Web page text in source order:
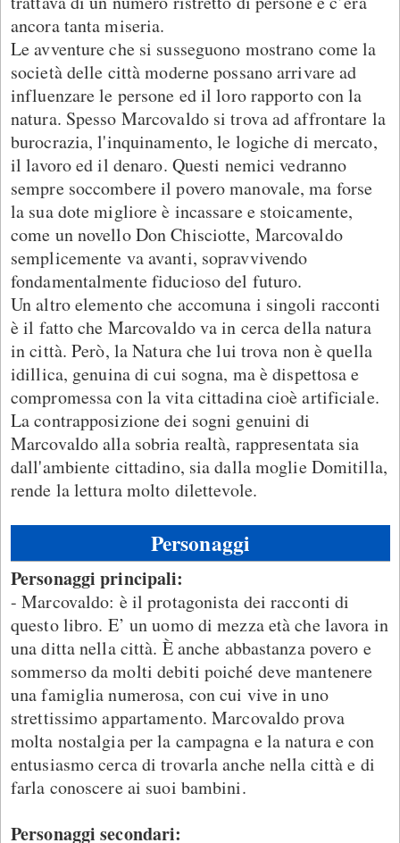
ancora tanta miseria.
Le avventure che si susseguono mostrano come la
società delle città moderne possano arrivare ad
influenzare le persone ed il loro rapporto con la
natura. Spesso Marcovaldo si trova ad affrontare la
burocrazia, l'inquinamento, le logiche di mercato,
il lavoro ed il denaro. Questi nemici vedranno
sempre soccombere il povero manovale, ma forse
la sua dote migliore è incassare e stoicamente,
come un novello Don Chisciotte, Marcovaldo
semplicemente va avanti, sopravvivendo
fondamentalmente fiducioso del futuro.
Un altro elemento che accomuna i singoli racconti
è il fatto che Marcovaldo va in cerca della natura
in città. Però, la Natura che lui trova non è quella
idillica, genuina di cui sogna, ma è dispettosa e
compromessa con la vita cittadina cioè artificiale.
La contrapposizione dei sogni genuini di
Marcovaldo alla sobria realtà, rappresentata sia
dall'ambiente cittadino, sia dalla moglie Domitilla,
rende la lettura molto dilettevole.
Personaggi
Personaggi principali:
- Marcovaldo: è il protagonista dei racconti di
questo libro. E’ un uomo di mezza età che lavora in
una ditta nella città. È anche abbastanza povero e
sommerso da molti debiti poiché deve mantenere
una famiglia numerosa, con cui vive in uno
strettissimo appartamento. Marcovaldo prova
molta nostalgia per la campagna e la natura e con
entusiasmo cerca di trovarla anche nella città e di
farla conoscere ai suoi bambini.
Personaggi secondari: